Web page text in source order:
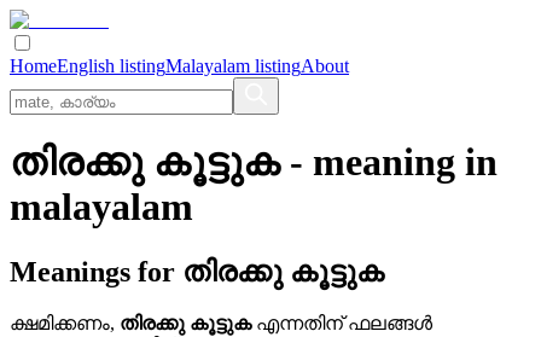
HomeEnglish listingMalayalam listingAbout
തിരക്കു കൂട്ടുക- meaning in
malayalam
Meanings for തിരക്കു കൂട്ടുക
ക്ഷമിക്കണം, തിരക്കു കൂട്ടുകഎന്നതിന് ഫലങ്ങൾ